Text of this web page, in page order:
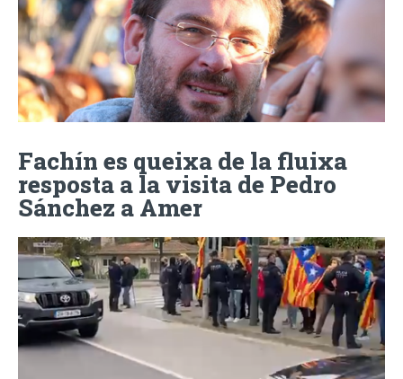
Fachín es queixa de la fluixa
resposta a la visita de Pedro
Sánchez a Amer